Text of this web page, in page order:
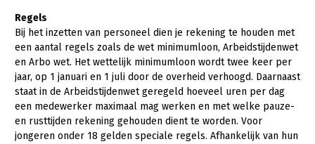
Contact
Regels
Bij het inzetten van personeel dien je rekening te houden met
een aantal regels zoals de wet minimumloon, Arbeidstijdenwet
en Arbo wet. Het wettelijk minimumloon wordt twee keer per
jaar, op 1 januari en 1 juli door de overheid verhoogd. Daarnaast
staat in de Arbeidstijdenwet geregeld hoeveel uren per dag
een medewerker maximaal mag werken en met welke pauze-
en rusttijden rekening gehouden dient te worden. Voor
jongeren onder 18 gelden speciale regels. Afhankelijk van hun